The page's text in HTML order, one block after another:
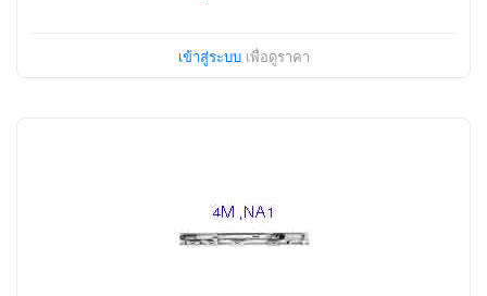
เข้าสู่ระบบเพื่อดูราคา